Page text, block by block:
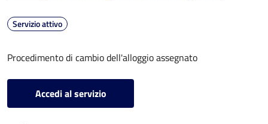
Servizio attivo
Procedimento di cambio dell'alloggio assegnato
Accedi al servizio